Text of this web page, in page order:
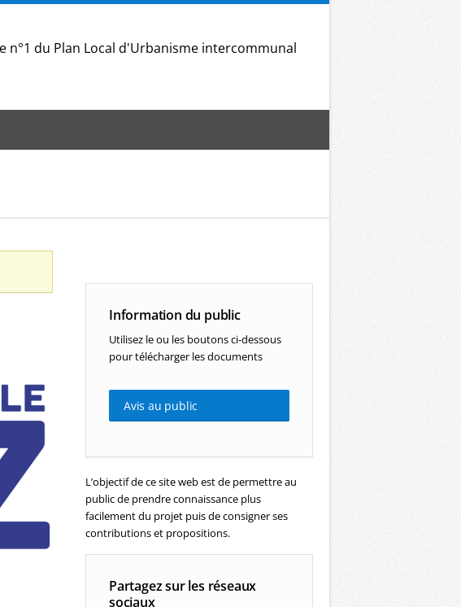
n°1 du Plan Local d'Urbanisme intercommunal
Information du public
Utilisez le ou les boutons ci-dessous
pour télécharger les documents
Avis au public
L’objectif de ce site web est de permettre au
public de prendre connaissance plus
facilement du projet puis de consigner ses
contributions et propositions.
Partagez sur les réseaux
sociaux